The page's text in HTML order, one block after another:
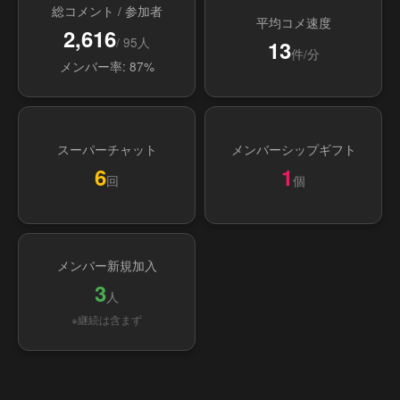
総コメント / 参加者
2,616/ 95人
メンバー率: 87%
平均コメ速度
13件/分
スーパーチャット
6回
メンバーシップギフト
1 個
メンバー新規加入
3人
※継続は含まず